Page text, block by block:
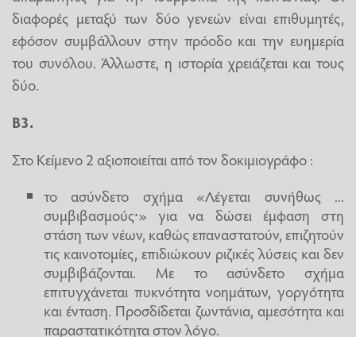
διαφορές μεταξύ των δύο γενεών είναι επιθυμητές,
εφόσον συμβάλλουν στην πρόοδο και την ευημερία
του συνόλου. Άλλωστε, η ιστορία χρειάζεται και τους
δύο.
Β3.
Στο Κείμενο 2 αξιοποιείται από τον δοκιμιογράφο :
το ασύνδετο σχήμα «Λέγεται συνήθως ...
συμβιβασμούς⸱» για να δώσει έμφαση στη
στάση των νέων, καθώς επαναστατούν, επιζητούν
τις καινοτομίες, επιδιώκουν ριζικές λύσεις και δεν
συμβιβάζονται. Με το ασύνδετο σχήμα
επιτυγχάνεται πυκνότητα νοημάτων, γοργότητα
και ένταση. Προσδίδεται ζωντάνια, αμεσότητα και
παραστατικότητα στον λόγο.